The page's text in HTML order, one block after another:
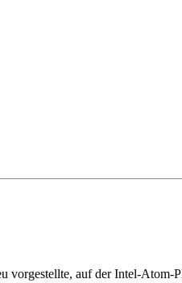
vorgestellte, auf der Intel-